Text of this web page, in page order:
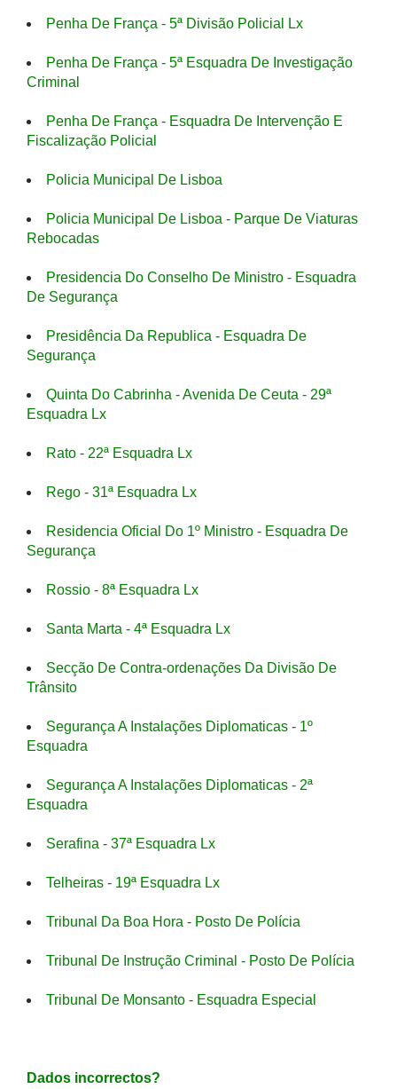
Penha De França - 5ª Divisão Policial Lx
Penha De França - 5ª Esquadra De Investigação
Criminal
Penha De França - Esquadra De Intervenção E
Fiscalização Policial
Policia Municipal De Lisboa
Policia Municipal De Lisboa - Parque De Viaturas
Rebocadas
Presidencia Do Conselho De Ministro - Esquadra
De Segurança
Presidência Da Republica - Esquadra De
Segurança
Quinta Do Cabrinha - Avenida De Ceuta - 29ª
Esquadra Lx
Rato - 22ª Esquadra Lx
Rego - 31ª Esquadra Lx
Residencia Oficial Do 1º Ministro - Esquadra De
Segurança
Rossio - 8ª Esquadra Lx
Santa Marta - 4ª Esquadra Lx
Secção De Contra-ordenações Da Divisão De
Trânsito
Segurança A Instalações Diplomaticas - 1º
Esquadra
Segurança A Instalações Diplomaticas - 2ª
Esquadra
Serafina - 37ª Esquadra Lx
Telheiras - 19ª Esquadra Lx
Tribunal Da Boa Hora - Posto De Polícia
Tribunal De Instrução Criminal - Posto De Polícia
Tribunal De Monsanto - Esquadra Especial
Dados incorrectos?